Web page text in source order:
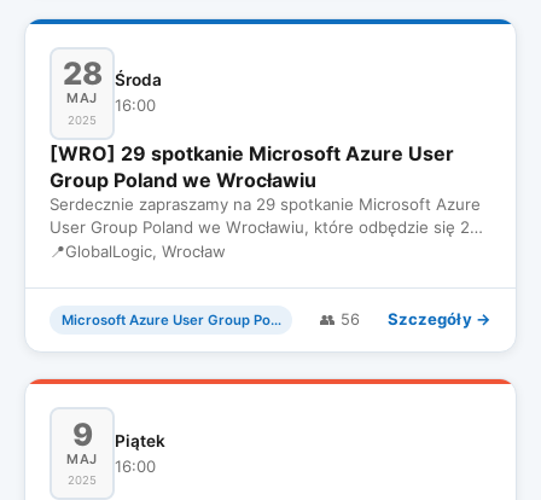
28
MAJ
2025
Środa
16:00
[WRO] 29 spotkanie Microsoft Azure User
Group Poland we Wrocławiu
Serdecznie zapraszamy na 29 spotkanie Microsoft Azure
User Group Poland we Wrocławiu, które odbędzie się 28
Maja we Środ…
📍GlobalLogic, Wrocław
Microsoft Azure User Group Poland 👥 56 Szczegóły →
9
MAJ
2025
Piątek
16:00